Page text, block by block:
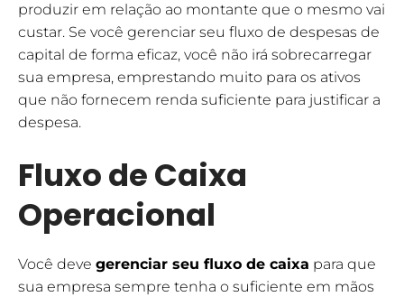
produzir em relação ao montante que o mesmo vai
custar. Se você gerenciar seu fluxo de despesas de
capital de forma eficaz, você não irá sobrecarregar
sua empresa, emprestando muito para os ativos
que não fornecem renda suficiente para justificar a
despesa.
Fluxo de Caixa
Operacional
Você deve gerenciar seu fluxo de caixa para que
sua empresa sempre tenha o suficiente em mãos